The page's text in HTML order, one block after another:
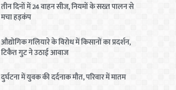
तीन दिनों में 24 वाहन सीज, नियमों के सख्त पालन से
मचा हड़कंप
औद्योगिक गलियारे के विरोध में किसानों का प्रदर्शन,
टिकैत गुट ने उठाई आवाज
दुर्घटना में युवक की दर्दनाक मौत, परिवार में मातम